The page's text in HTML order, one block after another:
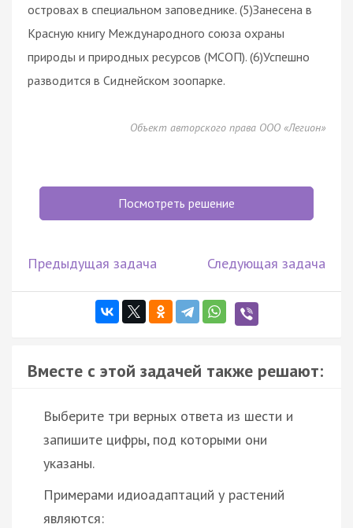
островах в специальном заповеднике. (5)Занесена в
Красную книгу Международного союза охраны
природы и природных ресурсов (МСОП). (6)Успешно
разводится в Сиднейском зоопарке.
Объект авторского права ООО «Легион»
Посмотреть решение
Предыдущая задача Следующая задача
Вместе с этой задачей также решают:
Выберите три верных ответа из шести и
запишите цифры, под которыми они
указаны.
Примерами идиоадаптаций у растений
являются: